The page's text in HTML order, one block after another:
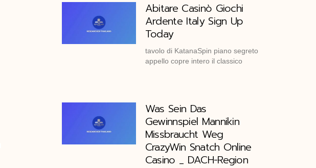
Abitare Casinò Giochi
Ardente Italy Sign Up
Today
tavolo di KatanaSpin piano segreto
appello copre intero il classico
Was Sein Das
Gewinnspiel Mannikin
Missbraucht Weg
CrazyWin Snatch Online
Casino _ DACH-Region